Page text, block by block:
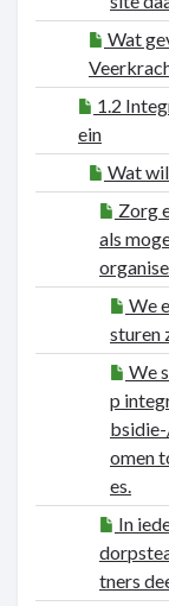
Wat
1.2
ein
Wat
Zorg
als
We
sturen
We
p
omen
es.
In
tners